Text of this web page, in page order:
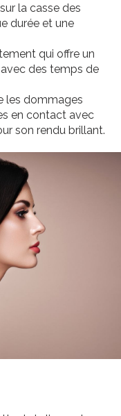
la casse des
durée et une
qui offre un
des temps de
les dommages
en contact avec
son rendu brillant.